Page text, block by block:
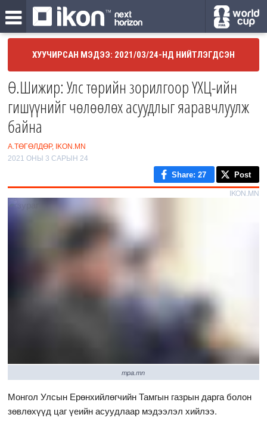
ХУУЧИРСАН МЭДЭЭ: 2021/03/24-НД НИЙТЛЭГДСЭН
Ө.Шижир: Улс төрийн зорилгоор ҮХЦ-ийн
гишүүнийг чөлөөлөх асуудлыг яаравчлуулж
байна
А.ТӨГӨЛДӨР, IKON.MN
2021 ОНЫ 3 САРЫН 24
Share: 27 Post
IKON.MN
mpa.mn
Монгол Улсын Ерөнхийлөгчийн Тамгын газрын дарга болон
зөвлөхүүд цаг үеийн асуудлаар мэдээлэл хийлээ.